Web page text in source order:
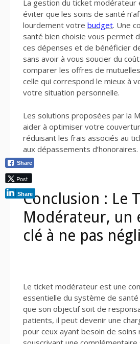
La gestion du ticket modérateur
éviter que les soins de santé
lourdement votre budget. Une
santé bien choisie vous permet
ces dépenses et de bénéficier
sans avoir à vous soucier du
comparer les offres de
celle qui correspond le mieux à
votre situation personnelle.
Les solutions proposées par la
aider à optimiser votre
réduisant les frais associés au
aux dépassements d’honoraires.
Conclusion : Le
Modérateur, un
clé à ne pas
Le ticket modérateur est une
essentielle du système de santé
que son objectif soit de
patients, il peut devenir une
pour ceux ayant besoin de soins
Share
Post
Share